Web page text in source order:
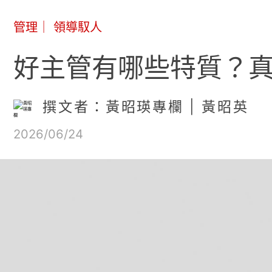
管理 領導馭人
好主管有哪些特質？
撰文者：黃昭瑛專欄 | 黃昭英
2026/06/24